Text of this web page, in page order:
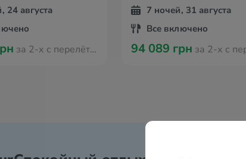
24 августа
за 2-х с перелётом из Вроцлава
7 ночей, 31 августа
Все включено
94 089 грн за 2-х с перелётом